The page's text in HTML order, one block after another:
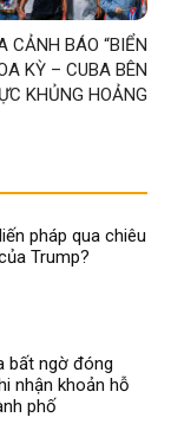
CẢNH BÁO “BIỂN
KỲ – CUBA BÊN
KHỦNG HOẢNG
pháp qua chiêu
Trump?
bất ngờ đóng
nhận khoản hỗ
phố